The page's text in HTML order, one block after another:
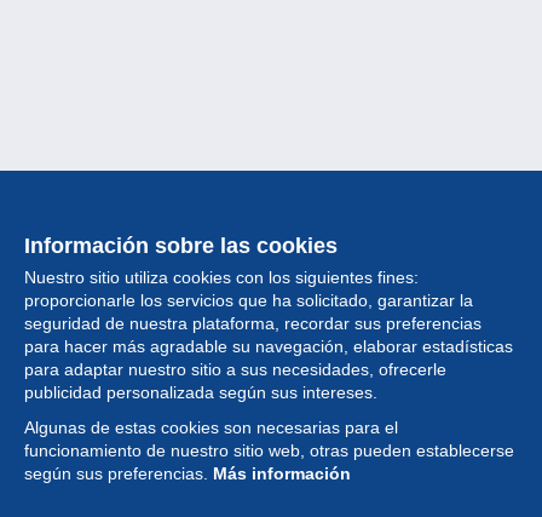
Información sobre las cookies
Nuestro sitio utiliza cookies con los siguientes fines:
proporcionarle los servicios que ha solicitado, garantizar la
seguridad de nuestra plataforma, recordar sus preferencias
para hacer más agradable su navegación, elaborar estadísticas
para adaptar nuestro sitio a sus necesidades, ofrecerle
publicidad personalizada según sus intereses.
Algunas de estas cookies son necesarias para el
funcionamiento de nuestro sitio web, otras pueden establecerse
según sus preferencias. Más información
Colección
Noticias
Funcionalidad